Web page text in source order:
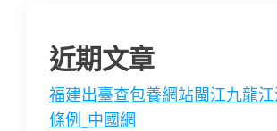
近期文章
福建出臺查包養網站閩江九龍
條例_中國網